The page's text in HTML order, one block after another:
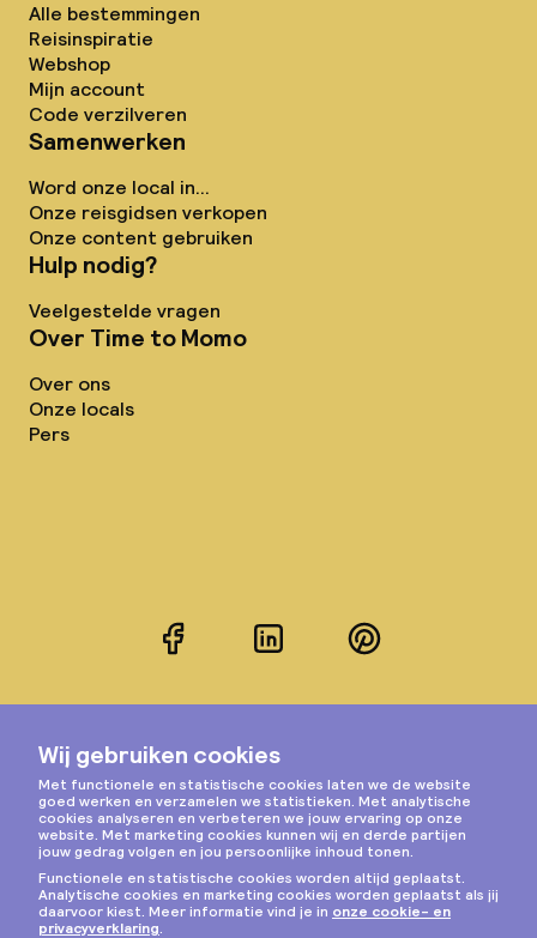
Alle bestemmingen
Reisinspiratie
Webshop
Mijn account
Code verzilveren
Samenwerken
Word onze local in...
Onze reisgidsen verkopen
Onze content gebruiken
Hulp nodig?
Veelgestelde vragen
Over Time to Momo
Over ons
Onze locals
Pers
FacebookLinkedInPinterest
Instagram